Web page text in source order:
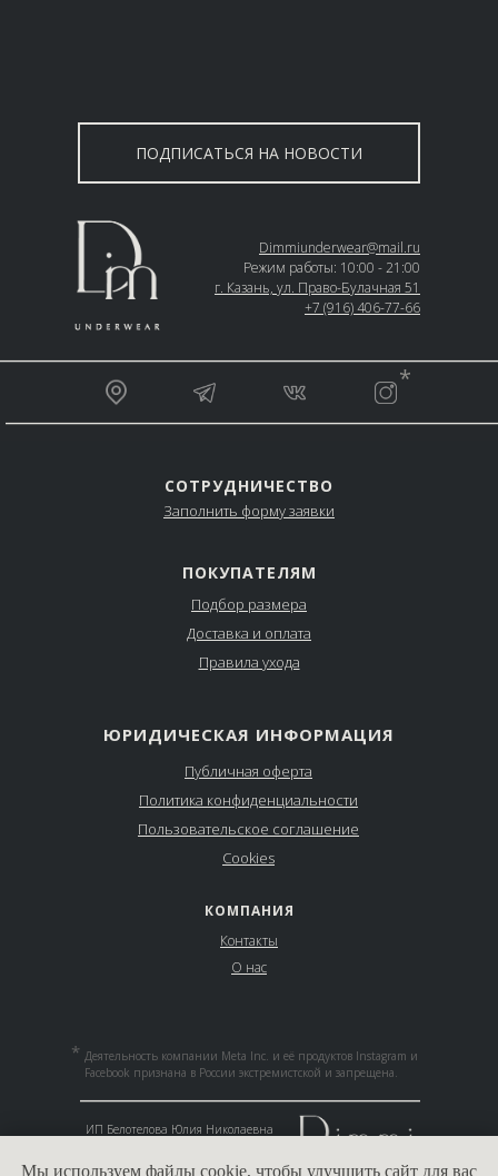
ПОДПИСАТЬСЯ НА НОВОСТИ
Dimmiunderwear@mail.ru
Режим работы: 10:00 - 21:00
г. Казань, ул. Право-Булачная 51
+7 (916) 406-77-66
*
КОМПАНИЯ
Контакты
О нас
ПОКУПАТЕЛЯМ
СОТРУДНИЧЕСТВО
Подбор размера
Доставка и оплата
Правила ухода
Заполнить форму заявки
ЮРИДИЧЕСКАЯ ИНФОРМАЦИЯ
Публичная оферта
Политика конфиденциальности
Пользовательское соглашение
Cookies
ИП Белотелова Юлия Николаевна
ОГРНИП 318169000117736
__________________________________
Деятельность компании Meta Inc. и её продуктов Instagram и
Facebook признана в России экстремистской и запрещена.
*
Мы используем файлы cookie, чтобы улучшить сайт для вас